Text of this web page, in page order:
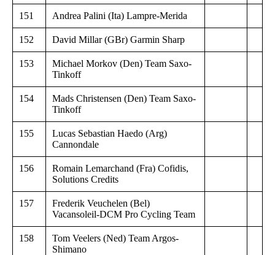
151 Andrea Palini (Ita) Lampre-Merida
152 David Millar (GBr) Garmin Sharp
153
Michael Morkov (Den) Team Saxo-
Tinkoff
154
Mads Christensen (Den) Team Saxo-
Tinkoff
155
Lucas Sebastian Haedo (Arg)
Cannondale
156
Romain Lemarchand (Fra) Cofidis,
Solutions Credits
157
Frederik Veuchelen (Bel)
Vacansoleil-DCM Pro Cycling Team
158
Tom Veelers (Ned) Team Argos-
Shimano